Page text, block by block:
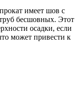
имеет шов с
бесшовных. Этот
осадки, если
может привести к